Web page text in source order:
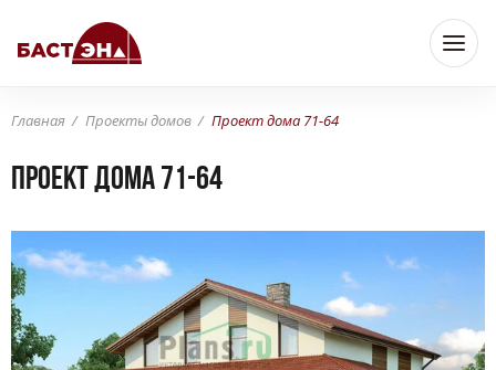
Главная Проекты домов Проект дома 71-64
Проект дома 71-64